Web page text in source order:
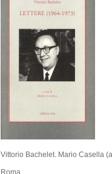
Vittorio Bachelet. Mario Casella
Roma